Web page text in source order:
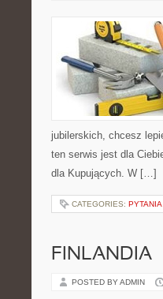
jubilerskich, chcesz
ten serwis jest dla
dla Kupujących. W […]
CATEGORIES:
FINLANDIA
POSTED BY ADMIN